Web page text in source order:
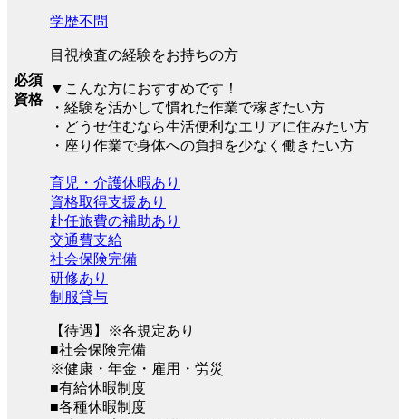
必須
資格
学歴不問
目視検査の経験をお持ちの方
▼こんな方におすすめです！
・経験を活かして慣れた作業で稼ぎたい方
・どうせ住むなら生活便利なエリアに住みたい方
・座り作業で身体への負担を少なく働きたい方
育児・介護休暇あり
資格取得支援あり
赴任旅費の補助あり
交通費支給
社会保険完備
研修あり
制服貸与
【待遇】※各規定あり
■社会保険完備
※健康・年金・雇用・労災
■有給休暇制度
■各種休暇制度